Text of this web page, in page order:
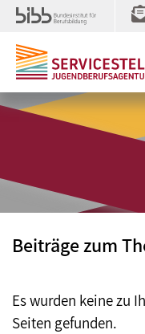
Beiträge zum
Es wurden keine zu
Seiten gefunden.